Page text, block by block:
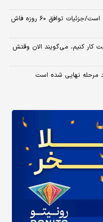
العربیه: توافق بازگشایی تنگه هرمز در راه است/جزئیات توافق ۶۰ روزه فاش
درست کار کنیم، می‌گویند الان وقتش
مرحله نهایی شده است